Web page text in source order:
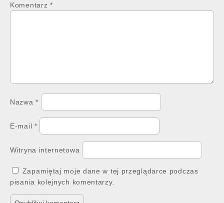
Komentarz *
Nazwa*
E-mail *
Witryna internetowa
Zapamiętaj moje dane w tej przeglądarce podczas
pisania kolejnych komentarzy.